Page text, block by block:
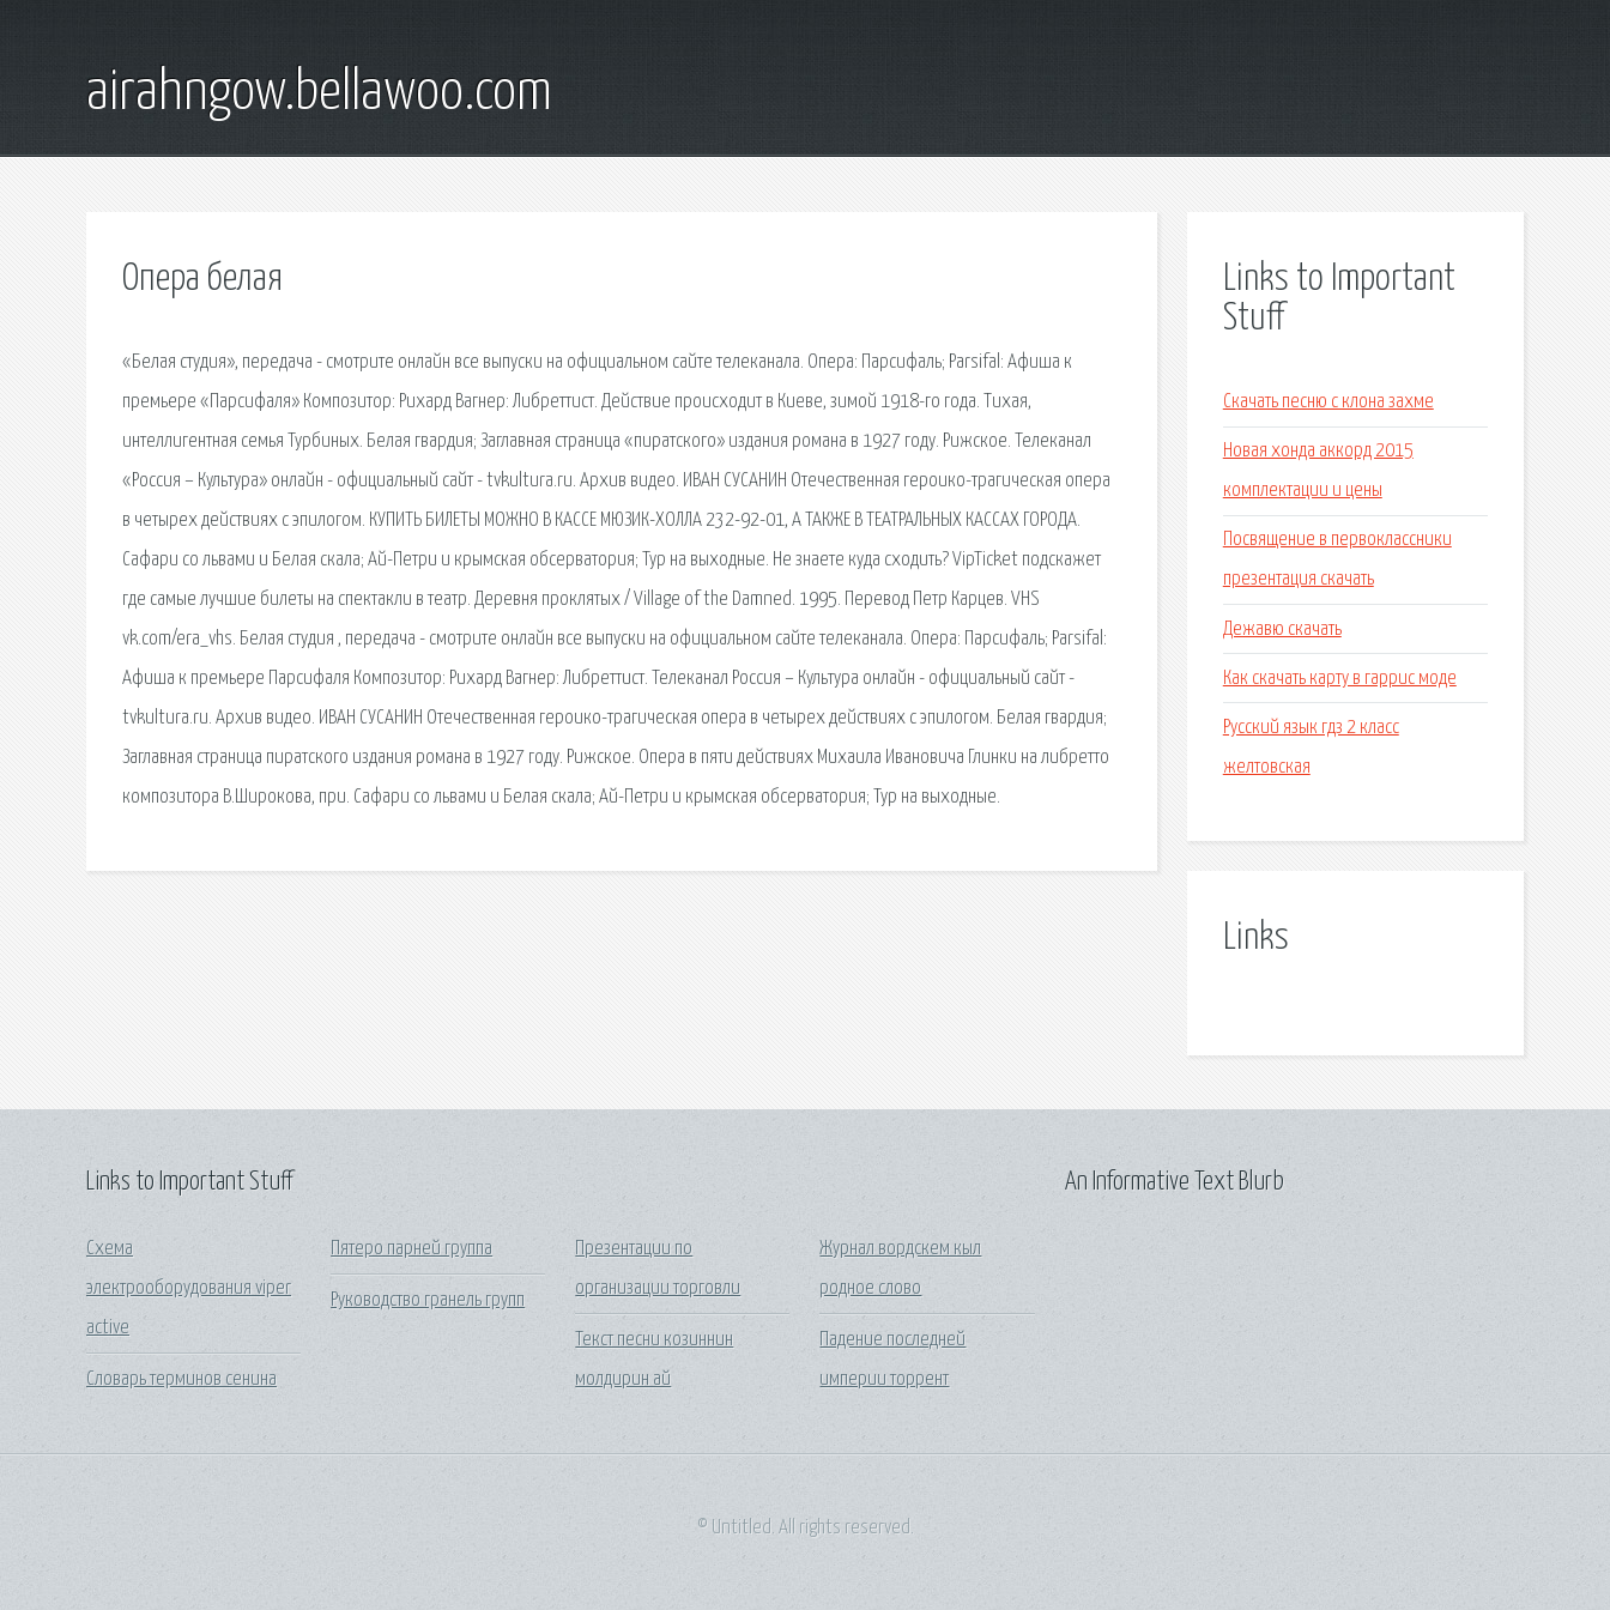
airahngow.bellawoo.com
Опера белая
«Белая студия», передача - смотрите онлайн все выпуски на официальном сайте телеканала. Опера: Парсифаль; Parsifal: Афиша к
премьере «Парсифаля» Композитор: Рихард Вагнер: Либреттист. Действие происходит в Киеве, зимой 1918-го года. Тихая,
интеллигентная семья Турбиных. Белая гвардия; Заглавная страница «пиратского» издания романа в 1927 году. Рижское. Телеканал
«Россия – Культура» онлайн - официальный сайт - tvkultura.ru. Архив видео. ИВАН СУСАНИН Отечественная героико-трагическая опера
в четырех действиях с эпилогом. КУПИТЬ БИЛЕТЫ МОЖНО В КАССЕ МЮЗИК-ХОЛЛА 232-92-01, А ТАКЖЕ В ТЕАТРАЛЬНЫХ КАССАХ ГОРОДА.
Сафари со львами и Белая скала; Ай-Петри и крымская обсерватория; Тур на выходные. Не знаете куда сходить? VipTicket подскажет
где самые лучшие билеты на спектакли в театр. Деревня проклятых / Village of the Damned. 1995. Перевод Петр Карцев. VHS
vk.com/era_vhs. Белая студия , передача - смотрите онлайн все выпуски на официальном сайте телеканала. Опера: Парсифаль; Parsifal:
Афиша к премьере Парсифаля Композитор: Рихард Вагнер: Либреттист. Телеканал Россия – Культура онлайн - официальный сайт -
tvkultura.ru. Архив видео. ИВАН СУСАНИН Отечественная героико-трагическая опера в четырех действиях с эпилогом. Белая гвардия;
Заглавная страница пиратского издания романа в 1927 году. Рижское. Опера в пяти действиях Михаила Ивановича Глинки на либретто
композитора В.Широкова, при. Сафари со львами и Белая скала; Ай-Петри и крымская обсерватория; Тур на выходные.
Links to Important
Stuff
Скачать песню с клона захме
Новая хонда аккорд 2015
комплектации и цены
Посвящение в первоклассники
презентация скачать
Дежавю скачать
Как скачать карту в гаррис моде
Русский язык гдз 2 класс
желтовская
Links
Links to Important Stuff
Схема
электрооборудования viper
active
Словарь терминов сенина
Пятеро парней группа
Руководство гранель групп
Презентации по
организации торговли
Текст песни козиннин
молдирин ай
Журнал вордскем кыл
родное слово
Падение последней
империи торрент
An Informative Text Blurb
© Untitled. All rights reserved.